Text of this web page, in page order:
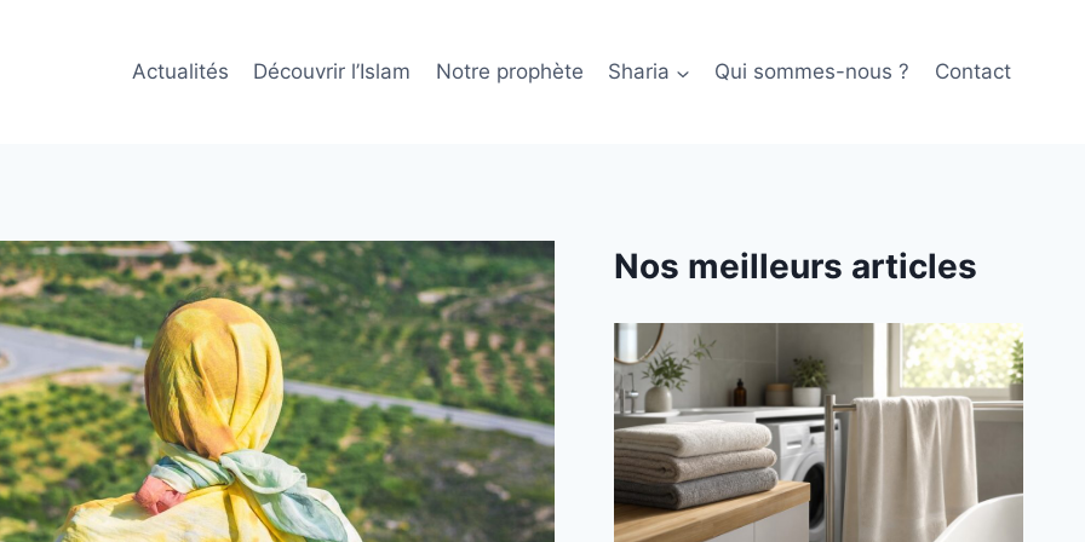
Actualités Découvrir l’Islam Notre prophète Sharia Qui sommes-nous ? Contact
Nos meilleurs articles